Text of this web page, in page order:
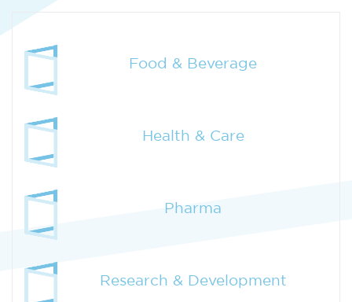
Food & Beverage
Health & Care
Pharma
Research & Development